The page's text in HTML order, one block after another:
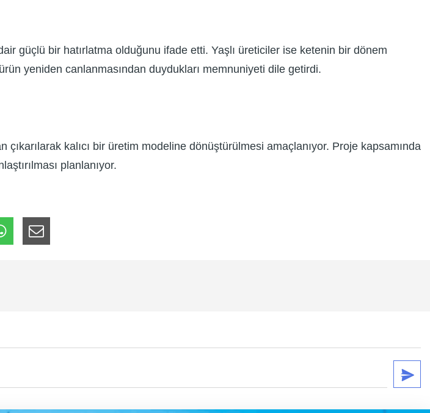
güçlü bir hatırlatma olduğunu ifade etti. Yaşlı üreticiler ise ketenin bir dönem
yeniden canlanmasından duydukları memnuniyeti dile getirdi.
kalıcı bir üretim modeline dönüştürülmesi amaçlanıyor. Proje kapsamında
planlanıyor.